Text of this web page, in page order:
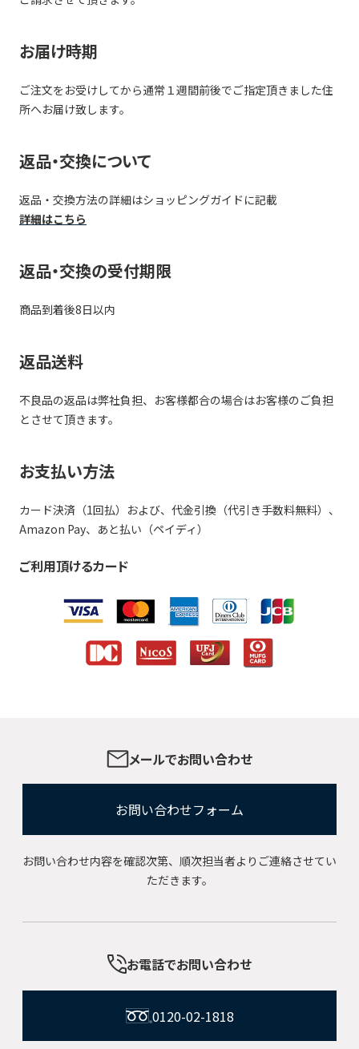
お届け時期
ご注文をお受けしてから通常１週間前後でご指定頂きました住
所へお届け致します。
返品・交換について
返品・交換方法の詳細はショッピングガイドに記載
詳細はこちら
返品・交換の受付期限
商品到着後8日以内
返品送料
不良品の返品は弊社負担、お客様都合の場合はお客様のご負担
とさせて頂きます。
お支払い方法
カード決済（1回払）および、代金引換（代引き手数料無料）、
Amazon Pay、あと払い（ペイディ）
ご利用頂けるカード
メールでお問い合わせ
お問い合わせフォーム
お問い合わせ内容を確認次第、順次担当者よりご連絡させてい
ただきます。
お電話でお問い合わせ
0120-02-1818